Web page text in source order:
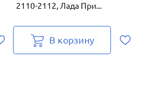
2110-2112, Лада При...
В корзину